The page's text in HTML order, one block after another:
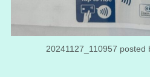
20241127_110957 posted